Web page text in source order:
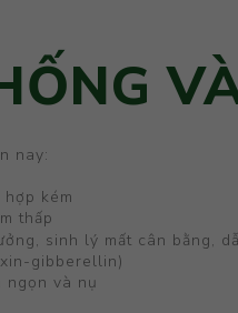
nay:
kém
thấp
sinh lý mất cân bằng,
gibberellin)
ngọn và nụ